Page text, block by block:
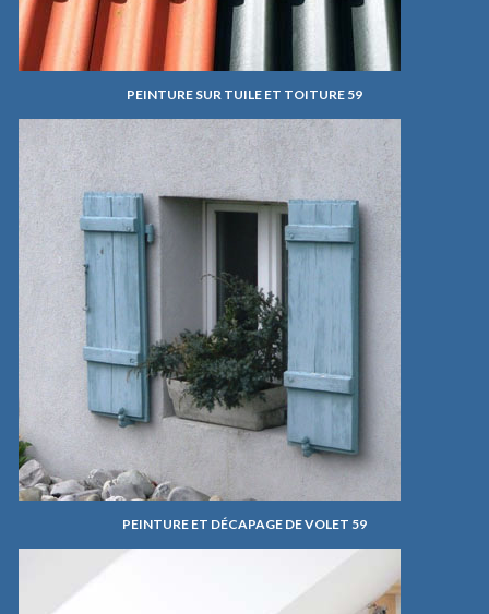
PEINTURE SUR TUILE ET TOITURE 59
PEINTURE ET DÉCAPAGE DE VOLET 59